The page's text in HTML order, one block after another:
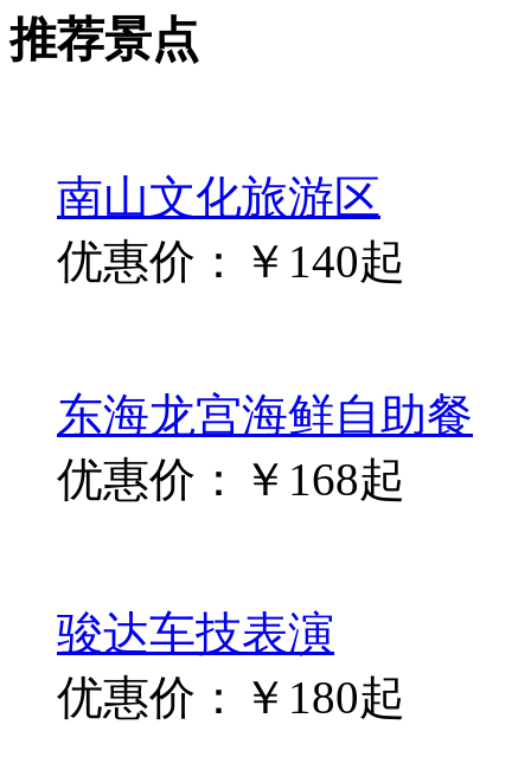
推荐景点
南山文化旅游区
优惠价：￥140起
东海龙宫海鲜自助餐
优惠价：￥168起
骏达车技表演
优惠价：￥180起